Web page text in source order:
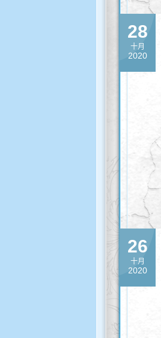
28
十月
2020
26
十月
2020